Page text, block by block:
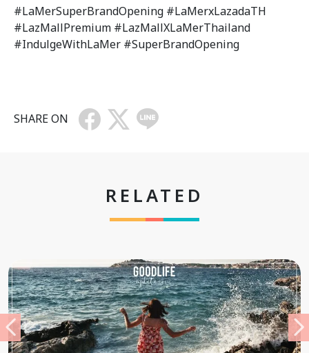
#LaMerSuperBrandOpening #LaMerxLazadaTH
#LazMallPremium #LazMallXLaMerThailand
#IndulgeWithLaMer #SuperBrandOpening
SHARE ON
RELATED